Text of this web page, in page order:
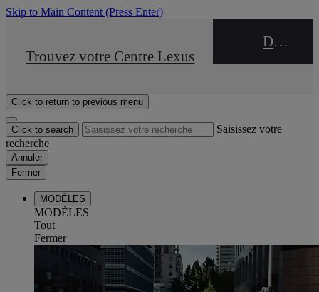
Skip to Main Content (Press Enter)
STOP DRIVE Takata
Trouvez votre Centre Lexus
DEALER NAME
Click to return to previous menu
Click to search
Saisissez votre
recherche
Annuler
Fermer
MODÈLES
MODÈLES
Tout
Fermer